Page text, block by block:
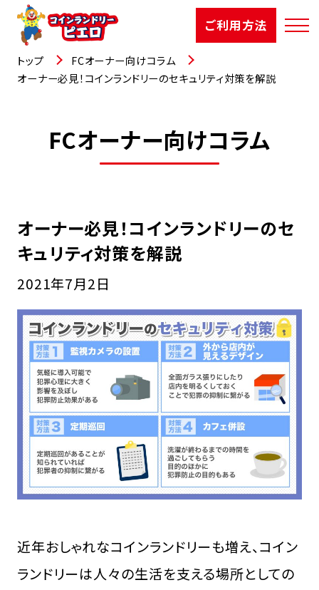
ご利用方法
店舗検索
選ばれる理由
お知らせ
よくあるご質問
FCオーナー募集中
トップ
FCオーナー向けコラム
オーナー必見！コインランドリーのセキュリティ対策を解説
FCオーナー向けコラム
オーナー必見！コインランドリーのセ
キュリティ対策を解説
2021年7月2日
近年おしゃれなコインランドリーも増え、コイン
ランドリーは人々の生活を支える場所としての